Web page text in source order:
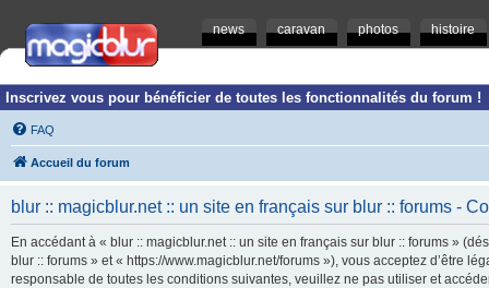
news caravan photos histoire
Inscrivez vous pour bénéficier de toutes les fonctionnalités du forum !
FAQ
Accueil du forum
blur :: magicblur.net :: un site en français sur blur :: forums -
En accédant à « blur :: magicblur.net :: un site en français sur blur :: forums »
blur :: forums » et « https://www.magicblur.net/forums »), vous acceptez d’être
responsable de toutes les conditions suivantes, veuillez ne pas utiliser et